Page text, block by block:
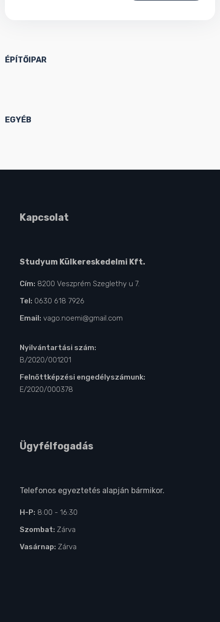
ÉPÍTŐIPAR
EGYÉB
Kapcsolat
Studyum Külkereskedelmi Kft.
Cím: 8200 Veszprém Szeglethy u 7.
Tel: 0630 618 7926
Email: vago.noemi@gmail.com
Nyilvántartási szám:
B/2020/001201
Felnőttképzési engedélyszámunk:
E/2020/000378
Ügyfélfogadás
Telefonos egyeztetés alapján bármikor.
H-P: 8:00 - 16:30
Szombat: Zárva
Vasárnap: Zárva